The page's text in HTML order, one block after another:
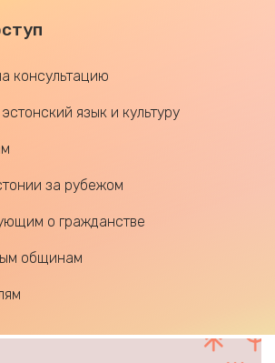
консультацию
язык и культуру
за рубежом
о гражданстве
общинам